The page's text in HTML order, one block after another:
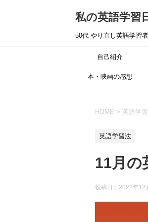
私の英語学習
50代 やり直し英語学習
自己紹介
本・映画の感想
HOME > 英語学
英語学習法
11月の
投稿日： 2022年12